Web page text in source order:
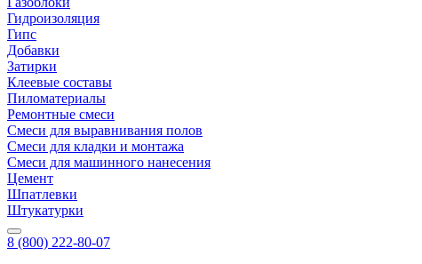
Гидроизоляция
Гипс
Добавки
Затирки
Клеевые составы
Пиломатериалы
Ремонтные смеси
Смеси для выравнивания полов
Смеси для кладки и монтажа
Смеси для машинного нанесения
Цемент
Шпатлевки
Штукатурки
8 (800) 222-80-07